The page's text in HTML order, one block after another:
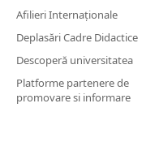
Afilieri Internaționale
Deplasări Cadre Didactice
Descoperă universitatea
Platforme partenere de
promovare si informare